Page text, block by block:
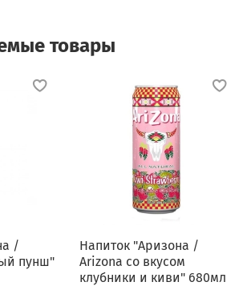
товары
/
пунш"
Напиток "Аризона /
Arizona со вкусом
клубники и киви" 680мл